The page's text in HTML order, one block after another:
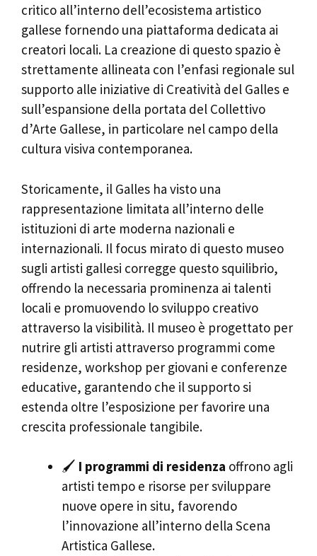
critico all’interno dell’ecosistema artistico
gallese fornendo una piattaforma dedicata ai
creatori locali. La creazione di questo spazio è
strettamente allineata con l’enfasi regionale sul
supporto alle iniziative di Creatività del Galles e
sull’espansione della portata del Collettivo
d’Arte Gallese, in particolare nel campo della
cultura visiva contemporanea.
Storicamente, il Galles ha visto una
rappresentazione limitata all’interno delle
istituzioni di arte moderna nazionali e
internazionali. Il focus mirato di questo museo
sugli artisti gallesi corregge questo squilibrio,
offrendo la necessaria prominenza ai talenti
locali e promuovendo lo sviluppo creativo
attraverso la visibilità. Il museo è progettato per
nutrire gli artisti attraverso programmi come
residenze, workshop per giovani e conferenze
educative, garantendo che il supporto si
estenda oltre l’esposizione per favorire una
crescita professionale tangibile.
🖌️ I programmi di residenza offrono agli
artisti tempo e risorse per sviluppare
nuove opere in situ, favorendo
l’innovazione all’interno della Scena
Artistica Gallese.